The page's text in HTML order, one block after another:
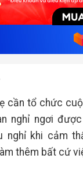
cần tổ chức
nghỉ ngơi
nghỉ khi cảm
thêm bất cứ